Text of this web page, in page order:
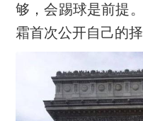
够，会踢球是前提
霜首次公开自己的择